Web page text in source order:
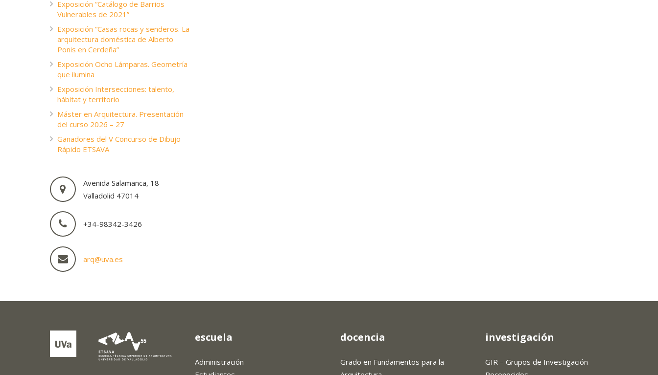
Exposición “Catálogo de Barrios
Vulnerables de 2021”
Exposición “Casas rocas y senderos. La
arquitectura doméstica de Alberto
Ponis en Cerdeña”
Exposición Ocho Lámparas. Geometría
que ilumina
Exposición Intersecciones: talento,
hábitat y territorio
Máster en Arquitectura. Presentación
del curso 2026 – 27
Ganadores del V Concurso de Dibujo
Rápido ETSAVA
Avenida Salamanca, 18
Valladolid 47014
+34-98342-3426
arq@uva.es
escuela
Administración
docencia
Grado en Fundamentos para la
investigación
GIR – Grupos de Investigación